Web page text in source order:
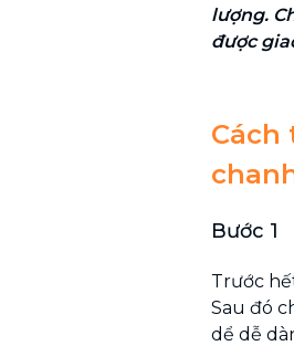
lượng.
được
Cách
Bước 1
Trước
Sau đó
dể dễ